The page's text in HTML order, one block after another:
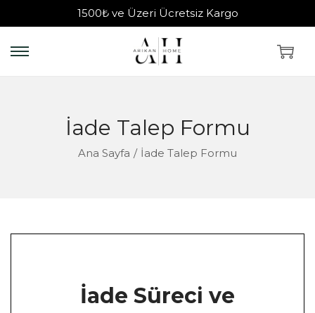
1500₺ ve Üzeri Ücretsiz Kargo
İade Talep Formu
Ana Sayfa / İade Talep Formu
İade Süreci ve